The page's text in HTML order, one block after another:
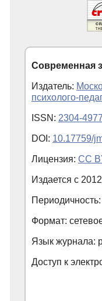
Современная
Издатель:
психолого-
ISSN: 2304-4977
DOI: 10.17759/
Лицензия: CC
Издается с 2012
Формат:
Язык журнала:
Доступ к